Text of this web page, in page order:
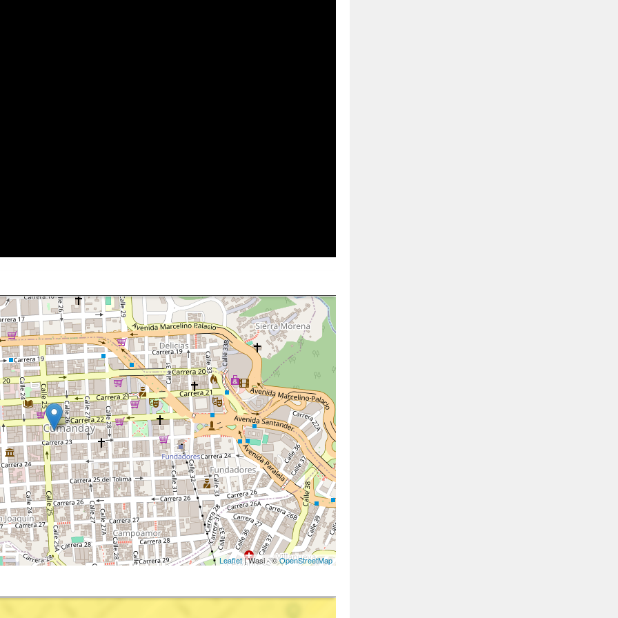
Leaflet| Wasi - ©OpenStreetMap